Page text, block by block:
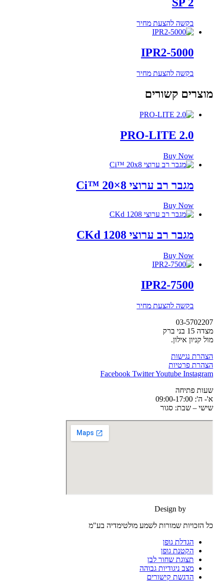
SP 2
בקשה להצעת מחיר
IPR2-5000
בקשה להצעת מחיר
מוצרים קשורים
PRO-LITE 2.0
Buy Now
מגבר רב ערוצי Ci™ 20×8
Buy Now
מגבר רב ערוצי CKd 1208
Buy Now
IPR2-7500
בקשה להצעת מחיר
03-5702207
מצדה 15 בני ברק
מול קניון אילון.
הצהרת נגישות
הצהרת פרטיות
Facebook TwitterYoutube Instagram
שעות פתיחה
א'- ה': 09:00-17:00
שישי – שבת: סגור
Design by
כל הזכויות שמורות לשמע מולטימדיה בע"מ
הגדלת גופן
הקטנת גופן
תצוגת שחור לבן
מצב ניגודיות גבוהה
הדגשת קישורים